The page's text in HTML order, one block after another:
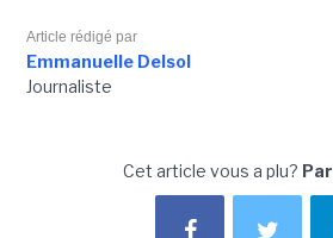
Article rédigé par
Emmanuelle Delsol
Journaliste
Cet article vous a plu?